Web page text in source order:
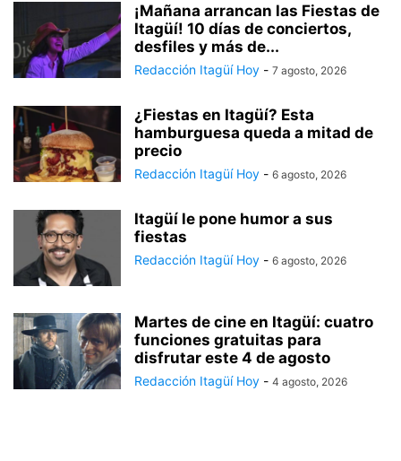
¡Mañana arrancan las Fiestas de
Itagüí! 10 días de conciertos,
desfiles y más de...
Redacción Itagüí Hoy - 7 agosto, 2026
¿Fiestas en Itagüí? Esta
hamburguesa queda a mitad de
precio
Redacción Itagüí Hoy - 6 agosto, 2026
Itagüí le pone humor a sus
fiestas
Redacción Itagüí Hoy - 6 agosto, 2026
Martes de cine en Itagüí: cuatro
funciones gratuitas para
disfrutar este 4 de agosto
Redacción Itagüí Hoy - 4 agosto, 2026